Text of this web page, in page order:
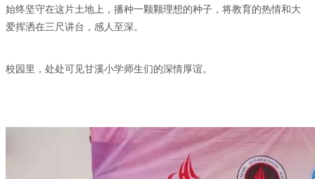
始终坚守在这片土地上，播种一颗颗理想的种子，将教育的热情和大
爱挥洒在三尺讲台，感人至深。
校园里，处处可见甘溪小学师生们的深情厚谊。